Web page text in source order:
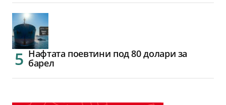
Нафтата поевтини под 80 долари за
барел